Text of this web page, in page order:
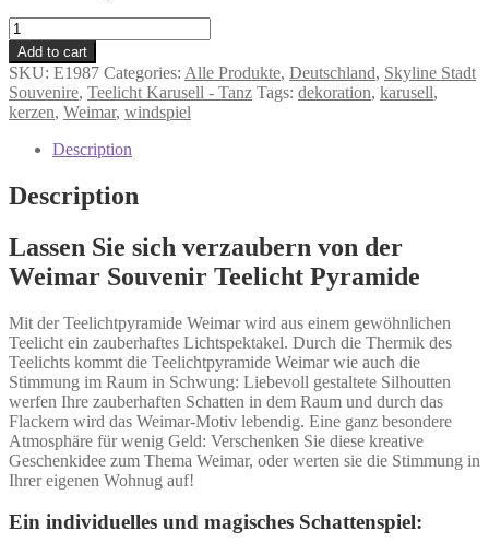
Weimar
-
Teelicht
Karusell
quantity
Add to cart
SKU: E1987 Categories: Alle Produkte, Deutschland, Skyline Stadt
Souvenire, Teelicht Karusell - Tanz Tags: dekoration, karusell,
kerzen, Weimar, windspiel
Description
Description
Lassen Sie sich verzaubern von der
Weimar Souvenir Teelicht Pyramide
Mit der Teelichtpyramide Weimar wird aus einem gewöhnlichen
Teelicht ein zauberhaftes Lichtspektakel. Durch die Thermik des
Teelichts kommt die Teelichtpyramide Weimar wie auch die
Stimmung im Raum in Schwung: Liebevoll gestaltete Silhoutten
werfen Ihre zauberhaften Schatten in dem Raum und durch das
Flackern wird das Weimar-Motiv lebendig. Eine ganz besondere
Atmosphäre für wenig Geld: Verschenken Sie diese kreative
Geschenkidee zum Thema Weimar, oder werten sie die Stimmung in
Ihrer eigenen Wohnug auf!
Ein individuelles und magisches Schattenspiel: